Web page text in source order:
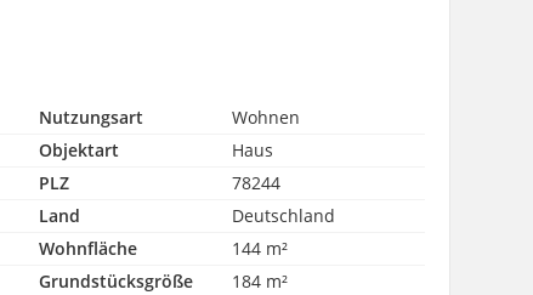
Nutzungsart
Wohnen
Objektart
Haus
PLZ
78244
Land
Deutschland
Wohnfläche
144 m²
Grundstücksgröße
184 m²